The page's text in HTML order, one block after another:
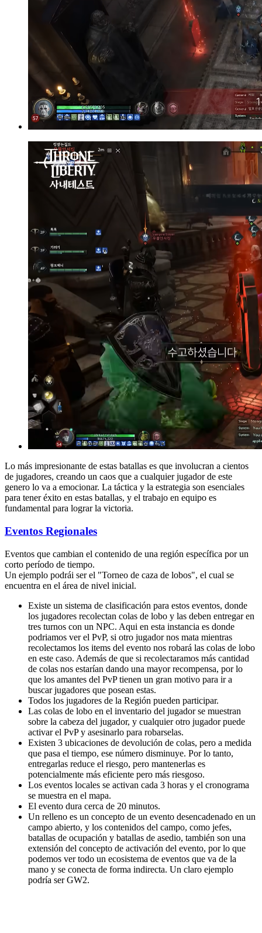
Lo más impresionante de estas batallas es que involucran a cientos
de jugadores, creando un caos que a cualquier jugador de este
genero lo va a emocionar. La táctica y la estrategia son esenciales
para tener éxito en estas batallas, y el trabajo en equipo es
fundamental para lograr la victoria.
Eventos Regionales
Eventos que cambian el contenido de una región específica por un
corto período de tiempo.
Un ejemplo podrái ser el "Torneo de caza de lobos", el cual se
encuentra en el área de nivel inicial.
Existe un sistema de clasificación para estos eventos, donde
los jugadores recolectan colas de lobo y las deben entregar en
tres turnos con un NPC. Aqui en esta instancia es donde
podriamos ver el PvP, si otro jugador nos mata mientras
recolectamos los items del evento nos robará las colas de lobo
en este caso. Además de que si recolectaramos más cantidad
de colas nos estarían dando una mayor recompensa, por lo
que los amantes del PvP tienen un gran motivo para ir a
buscar jugadores que posean estas.
Todos los jugadores de la Región pueden participar.
Las colas de lobo en el inventario del jugador se muestran
sobre la cabeza del jugador, y cualquier otro jugador puede
activar el PvP y asesinarlo para robarselas.
Existen 3 ubicaciones de devolución de colas, pero a medida
que pasa el tiempo, ese número disminuye. Por lo tanto,
entregarlas reduce el riesgo, pero mantenerlas es
potencialmente más eficiente pero más riesgoso.
Los eventos locales se activan cada 3 horas y el cronograma
se muestra en el mapa.
El evento dura cerca de 20 minutos.
Un relleno es un concepto de un evento desencadenado en un
campo abierto, y los contenidos del campo, como jefes,
batallas de ocupación y batallas de asedio, también son una
extensión del concepto de activación del evento, por lo que
podemos ver todo un ecosistema de eventos que va de la
mano y se conecta de forma indirecta. Un claro ejemplo
podría ser GW2.